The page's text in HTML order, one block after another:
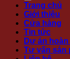
Trang chủ
Giới thiệu
Cửa hàng
Tin tức
Dự án
Tư vấn sản